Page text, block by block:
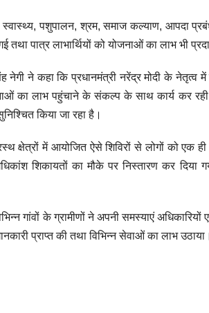
पशुपालन, श्रम, समाज कल्याण, आपदा
तथा पात्र लाभार्थियों को योजनाओं का लाभ भी
नेगी ने कहा कि प्रधानमंत्री नरेंद्र मोदी के
का लाभ पहुंचाने के संकल्प के साथ कार्य कर
किया जा रहा है।
क्षेत्रों में आयोजित ऐसे शिविरों से लोगों को एक
शिकायतों का मौके पर निस्तारण कर
गांवों के ग्रामीणों ने अपनी समस्याएं
प्राप्त की तथा विभिन्न सेवाओं का लाभ उठाया।